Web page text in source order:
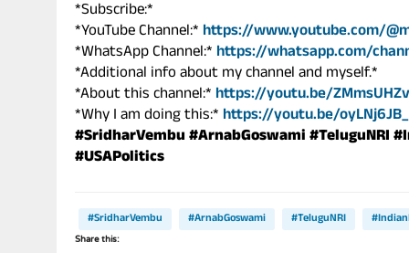
*Subscribe:*
*YouTube Channel:* https://www.youtube.com/
*WhatsApp Channel:* https://whatsapp.com/
*Additional info about my channel and myself.*
*About this channel:* https://youtu.be/
*Why I am doing this:* https://youtu.be/
#SridharVembu #ArnabGoswami #TeluguNRI
#USAPolitics
#SridharVembu #ArnabGoswami #TeluguNRI
Share this: